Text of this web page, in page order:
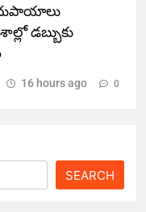
డబ్బుకు
16 hours ago 0
SEARCH